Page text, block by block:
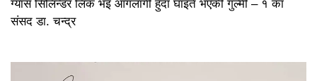
ग्यास सिलिन्डर लिक भइ आगलागी हुँदा घाइते भएकी गुल्मी – १ का
संसद डा. चन्द्र